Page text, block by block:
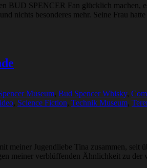
BUD SPENCER Fan glücklich machen,
nichts besonderes mehr. Seine Frau
Museum, Bud Spencer Whisky,
, Science Fiction, Technik Museum,
meiner Jugendliebe Tina zusammen,
meiner verblüffenden Ähnlichkeit zu